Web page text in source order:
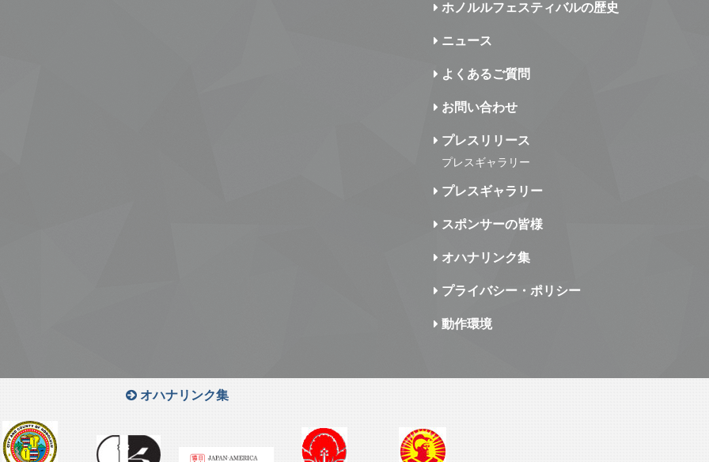
ホノルルフェスティバルの歴史
ニュース
よくあるご質問
お問い合わせ
プレスリリース
プレスギャラリー
プレスギャラリー
スポンサーの皆様
オハナリンク集
プライバシー・ポリシー
動作環境
オハナリンク集